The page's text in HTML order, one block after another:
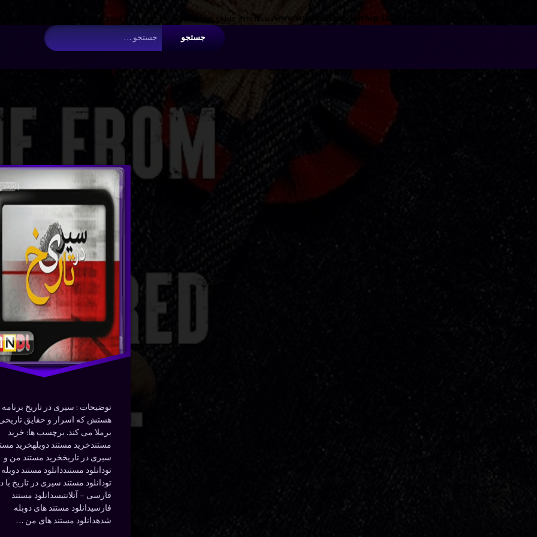
#2 ($wp_query) must be passed by reference, value given in /www/wwwroot/nmdl.ir/wp-includes/class-wp-hook.php
جستجو برای:
نوشته شده
سیری
دوبله
– آیا
ناپلئون
به قتل
رسید؟
توضیحات : سیری در تاریخ برنامه
هستش که اسرار و حقایق
برملا می کند. برچسب ها: خرید
مستندخرید مستند دوبلهخرید
سیری در تاریخخرید مستند من و
تودانلود مستنددانلود مستند
تودانلود مستند سیری در تاریخ با
فارسی – آتلانتیسدانلود مستند
فارسیدانلود مستند های دوبله
شدهدانلود مستند های من …
برچسب‌
خورده
تاریخ
تاریخ‌نگاری
تاریخی
فارسی
قتل
هیجان انگیز
دیدگاهتان را دربارهٔ سیری در تاریخ با دوبله
بیان کنید